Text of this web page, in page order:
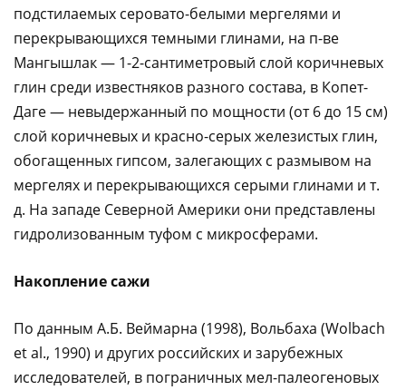
подстилаемых серовато-белыми мергелями и
перекрывающихся темными глинами, на п-ве
Мангышлак — 1-2-сантиметровый слой коричневых
глин среди известняков разного состава, в Копет-
Даге — невыдержанный по мощности (от 6 до 15 см)
слой коричневых и красно-серых железистых глин,
обогащенных гипсом, залегающих с размывом на
мергелях и перекрывающихся серыми глинами и т.
д. На западе Северной Америки они представлены
гидролизованным туфом с микросферами.
Накопление сажи
По данным А.Б. Веймарна (1998), Вольбаха (Wolbach
et al., 1990) и других российских и зарубежных
исследователей, в пограничных мел-палеогеновых